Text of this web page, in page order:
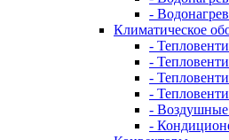
-
Климатическое
-
-
-
-
- Воздушные
-